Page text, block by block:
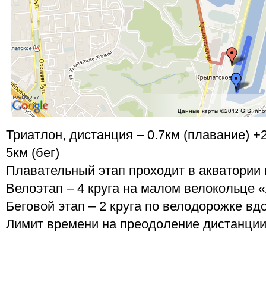
Триатлон, дистанция – 0.7км (плавание)
5км (бег)
Плавательный этап проходит в акватории
Велоэтап – 4 круга на малом велокольце
Беговой этап – 2 круга по велодорожке
Лимит времени на преодоление